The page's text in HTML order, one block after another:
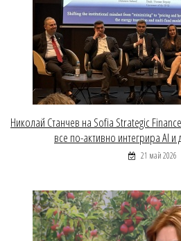
Николай Станчев на Sofia Strategic
все по-активно интегрира AI
21 май 2026